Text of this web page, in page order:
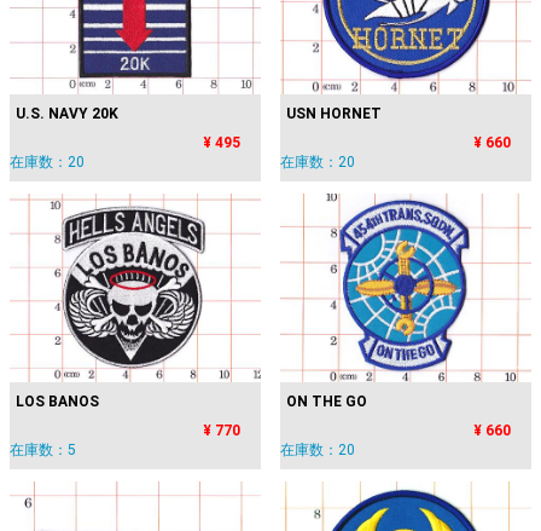
U.S. NAVY 20K
¥ 495
在庫数：20
USN HORNET
¥ 660
在庫数：20
LOS BANOS
¥ 770
在庫数：5
ON THE GO
¥ 660
在庫数：20